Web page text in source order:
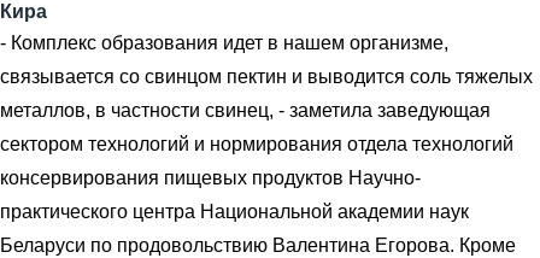
Кира
- Комплекс образования идет в нашем организме,
связывается со свинцом пектин и выводится соль тяжелых
металлов, в частности свинец, - заметила заведующая
сектором технологий и нормирования отдела технологий
консервирования пищевых продуктов Научно-
практического центра Национальной академии наук
Беларуси по продовольствию Валентина Егорова. Кроме